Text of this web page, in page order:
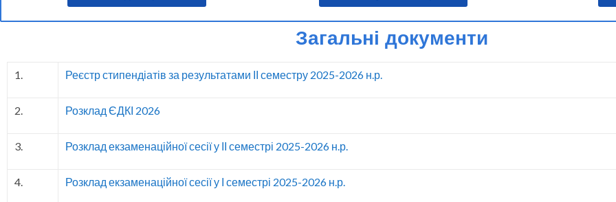
Загальні документи
1. Реєстр стипендіатів за результатами ІІ семестру 2025-2026 н.р.
2. Розклад ЄДКІ 2026
3. Розклад екзаменаційної сесії у ІІ семестрі 2025-2026 н.р.
4. Розклад екзаменаційної сесії у І семестрі 2025-2026 н.р.